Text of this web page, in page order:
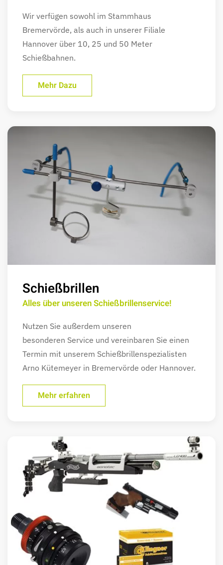
Wir verfügen sowohl im Stammhaus
Bremervörde, als auch in unserer Filiale
Hannover über 10, 25 und 50 Meter
Schießbahnen.
Mehr Dazu
Schießbrillen
Alles über unseren Schießbrillenservice!
Nutzen Sie außerdem unseren
besonderen Service und vereinbaren Sie einen
Termin mit unserem Schießbrillenspezialisten
Arno Kütemeyer in Bremervörde oder Hannover.
Mehr erfahren